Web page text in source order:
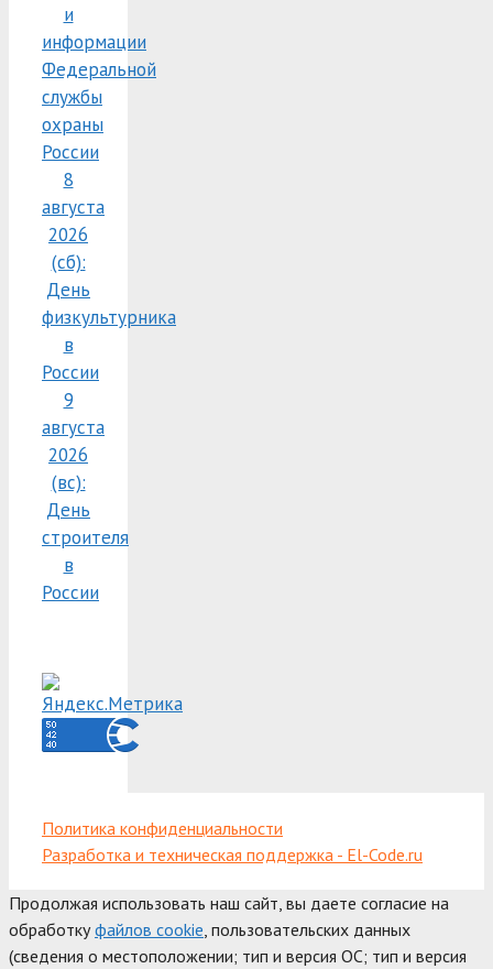
и
информации
Федеральной
службы
охраны
России
8
августа
2026
(сб):
День
физкультурника
в
России
9
августа
2026
(вс):
День
строителя
в
России
Политика конфиденциальности
Разработка и техническая поддержка - El-Code.ru
Продолжая использовать наш сайт, вы даете согласие на
обработкуфайлов cookie , пользовательских данных
(сведения о местоположении; тип и версия ОС; тип и версия